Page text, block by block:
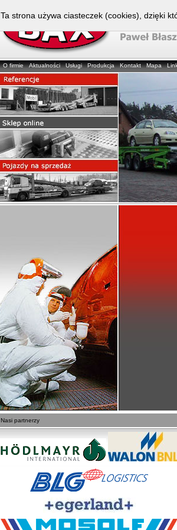
O firmie Aktualności Usługi Produkcja Kontakt Mapa
Nasi partnerzy
Ta strona używa ciasteczek (cookies), dzięki